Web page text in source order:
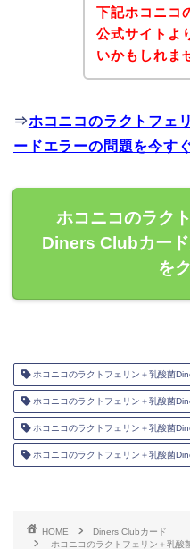
下記ホコニコ
公式サイトよ
いかもしれま
⇒ホコニコのラクトフェ
ードエラーの問題を今す
ホコニコのラク
Diners Clubカー
を
ホコニコのラクトフェリン＋乳酸菌
ホコニコのラクトフェリン＋乳酸菌
ホコニコのラクトフェリン＋乳酸菌
ホコニコのラクトフェリン＋乳酸菌
HOME
Diners Clubカード
ホコニコのラクトフェリン＋乳酸